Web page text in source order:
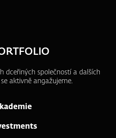
dceřiných společností a dalších
aktivně angažujeme.